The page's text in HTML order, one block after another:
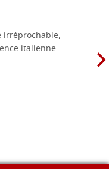
irréprochable,
italienne.